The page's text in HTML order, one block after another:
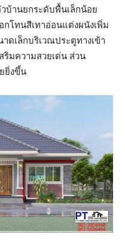
บ้านยกระดับพื้นเล็กน้อย
โทนสีเทาอ่อนแต่งผนังเพิ่ม
ดเล็กบริเวณประตูทางเข้า
มความสวยเด่น ส่วน
ยิ่งขึ้น